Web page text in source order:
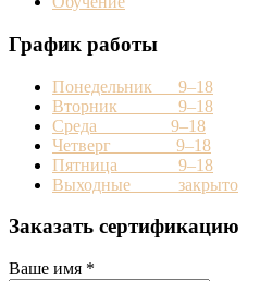
График работы
Понедельник 9–18
Вторник 9–18
Среда 9–18
Четверг 9–18
Пятница 9–18
Выходные закрыто
Заказать сертификацию
Ваше имя *